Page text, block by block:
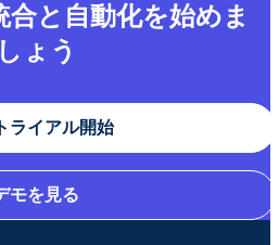
と自動化を始めま
しょう
ライアル開始
モを見る